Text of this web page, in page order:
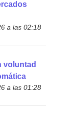
a las 02:18
voluntad
a las 01:28